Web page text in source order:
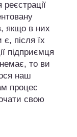
якщо в них
після їх
підприємця
то ви
наш
процес
свою